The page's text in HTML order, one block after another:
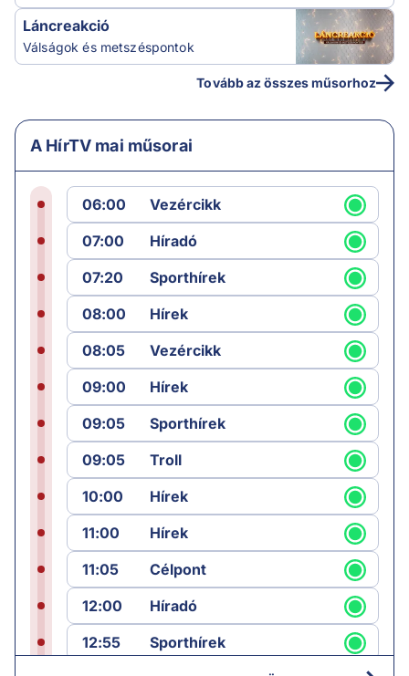
Láncreakció
Válságok és metszéspontok
Tovább az összes műsorhoz
A HírTV mai műsorai
06:00
Vezércikk
07:00
Híradó
07:20
Sporthírek
08:00
Hírek
08:05
Vezércikk
09:00
Hírek
09:05
Sporthírek
09:05
Troll
10:00
Hírek
11:00
Hírek
11:05
Célpont
12:00
Híradó
12:55
Sporthírek